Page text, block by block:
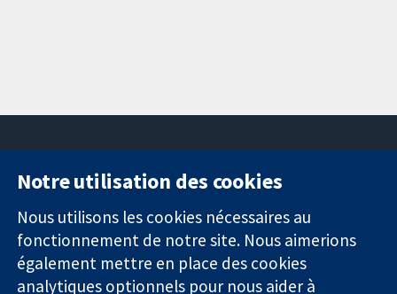
Des données
probantes.
Des décisions
éclairées.
11-13 Cavendish
Square
Londres
W1G0AN
Royaume-Uni
nous
Actualités
Service de
presse
Notre utilisation des cookies
Nous utilisons les cookies nécessaires au
fonctionnement de notre site. Nous aimerions
également mettre en place des cookies
analytiques optionnels pour nous aider à